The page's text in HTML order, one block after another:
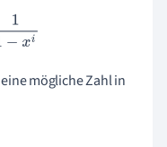
−x
eine mögliche Zahl in